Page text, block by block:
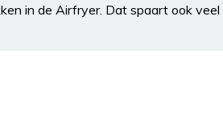
in de Airfryer. Dat spaart ook